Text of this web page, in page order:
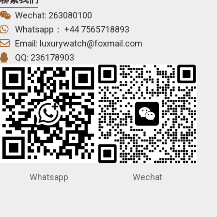
Wechat: 263080100
Whatsapp： +44 7565718893
Email: luxurywatch@foxmail.com
QQ: 236178903
Whatsapp Wechat